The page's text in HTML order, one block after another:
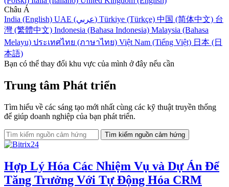
Châu Á
India (English)
UAE (عربي) Türkiye (Türkçe) 中国 (简体中文) 台
灣 (繁體中文) Indonesia (Bahasa Indonesia) Malaysia (Bahasa
Melayu) ประเทศไทย (ภาษาไทย) Việt Nam (Tiếng Việt) 日本 (日
本語)
Bạn có thể thay đổi khu vực của mình ở đây nếu cần
Trung tâm Phát triển
Tìm hiểu về các sáng tạo mới nhất cùng các kỹ thuật truyền thống
để giúp doanh nghiệp của bạn phát triển.
Hợp Lý Hóa Các Nhiệm Vụ và Dự Án Để
Tăng Trưởng Với Tự Động Hóa CRM